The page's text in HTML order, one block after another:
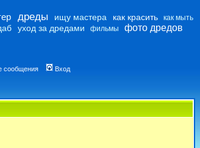
дреды ищу мастера как красить как мыть
уход за дредами фильмы фото дредов
сообщения Вход